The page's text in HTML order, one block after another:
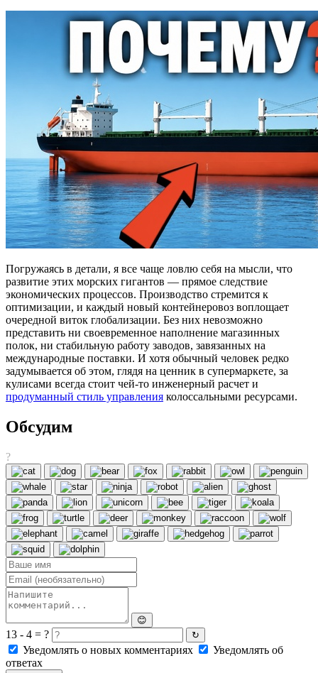
Погружаясь в детали, я все чаще ловлю себя на мысли, что
развитие этих морских гигантов — прямое следствие
экономических процессов. Производство стремится к
оптимизации, и каждый новый контейнеровоз воплощает
очередной виток глобализации. Без них невозможно
представить ни своевременное наполнение магазинных
полок, ни стабильную работу заводов, завязанных на
международные поставки. И хотя обычный человек редко
задумывается об этом, глядя на ценник в супермаркете, за
кулисами всегда стоит чей-то инженерный расчет и
продуманный стиль управления колоссальными ресурсами.
Обсудим
?
😊
13 - 4 = ? ↻
Уведомлять о новых комментариях
Уведомлять об
ответах